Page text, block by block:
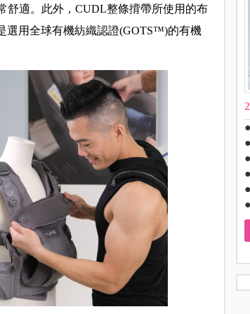
舒適。此外，CUDL整條揹帶所使用的布
選用全球有機紡織認證(GOTS™)的有機